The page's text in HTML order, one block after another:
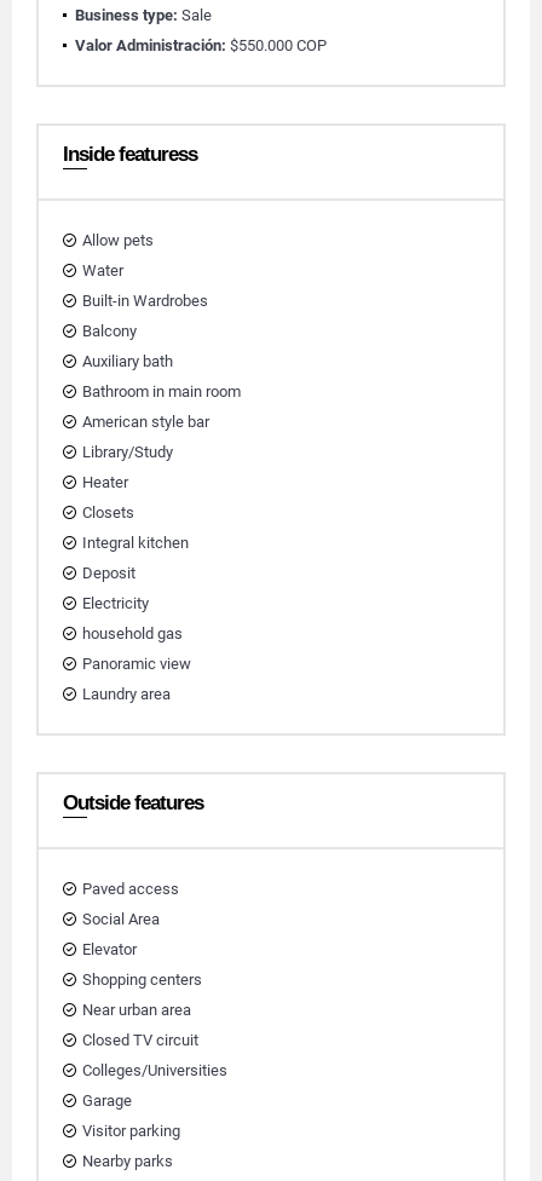
Business type: Sale
Valor Administración: $550.000 COP
Inside featuress
Allow pets
Water
Built-in Wardrobes
Balcony
Auxiliary bath
Bathroom in main room
American style bar
Library/Study
Heater
Closets
Integral kitchen
Deposit
Electricity
household gas
Panoramic view
Laundry area
Outside features
Paved access
Social Area
Elevator
Shopping centers
Near urban area
Closed TV circuit
Colleges/Universities
Garage
Visitor parking
Nearby parks